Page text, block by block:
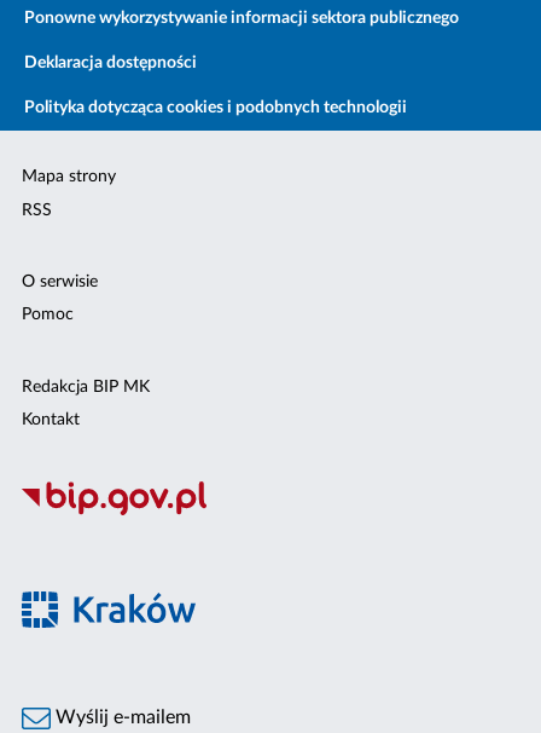
Ponowne wykorzystywanie informacji sektora publicznego
Deklaracja dostępności
Polityka dotycząca cookies i podobnych technologii
Mapa strony
RSS
O serwisie
Pomoc
Redakcja BIP MK
Kontakt
Wyślij e-mailem